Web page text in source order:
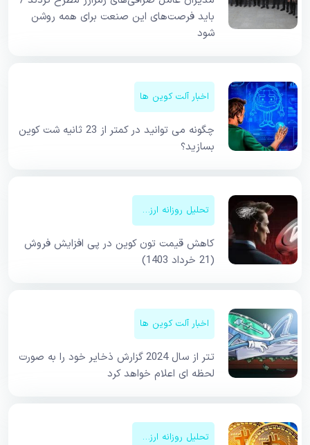
باید فرصت‌های این صنعت برای همه روشن
شود
اخبار آلت کوین ها
چگونه می توانید در کمتر از 23 ثانیه شت کوین
بسازید؟
تحلیل روزانه ارزهای دیجیتال
کاهش قیمت تون کوین در پی افزایش فروش
(21 خرداد 1403)
اخبار آلت کوین ها
تتر از سال 2024 گزارش ذخایر خود را به صورت
لحظه ای اعلام خواهد کرد
تحلیل روزانه ارزهای دیجیتال